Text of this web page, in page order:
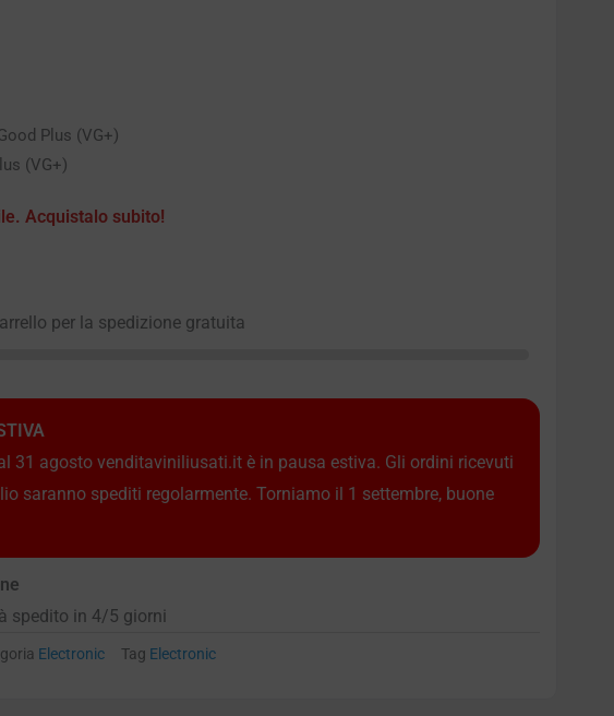
Plus (VG+)
(VG+)
Acquistalo subito!
per la spedizione gratuita
31 agosto venditaviniliusati.it è in pausa estiva. Gli ordini ricevuti
saranno spediti regolarmente. Torniamo il 1 settembre, buone
spedito in 4/5 giorni
Electronic Tag Electronic